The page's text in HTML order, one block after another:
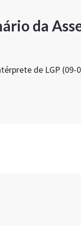
da
de LGP (09-